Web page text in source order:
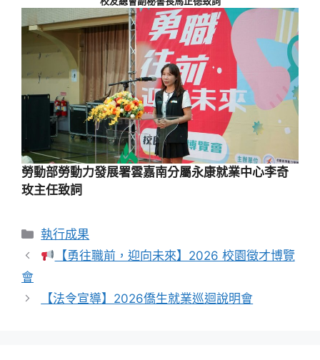
勞動部勞動力發展署雲嘉南分屬永康就業中心李奇
玫主任致詞
分
類
執行成果
【勇往職前，迎向未來】2026 校園徵才博覽
會
【法令宣導】2026僑生就業巡迴說明會